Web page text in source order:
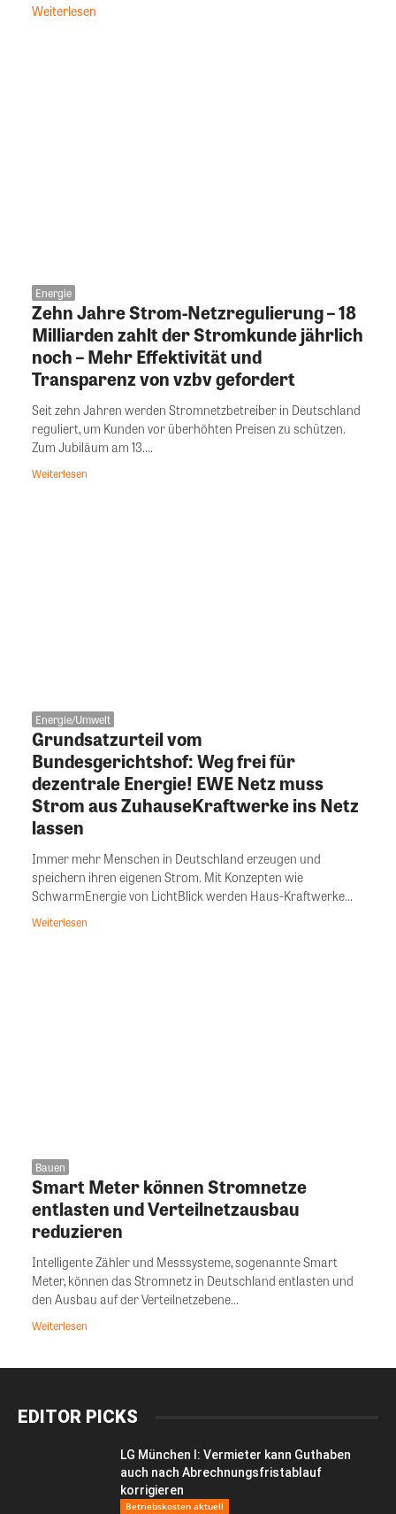
Weiterlesen
Energie
Zehn Jahre Strom-Netzregulierung – 18
Milliarden zahlt der Stromkunde jährlich
noch – Mehr Effektivität und
Transparenz von vzbv gefordert
Seit zehn Jahren werden Stromnetzbetreiber in Deutschland
reguliert, um Kunden vor überhöhten Preisen zu schützen.
Zum Jubiläum am 13....
Weiterlesen
Energie/Umwelt
Grundsatzurteil vom
Bundesgerichtshof: Weg frei für
dezentrale Energie! EWE Netz muss
Strom aus ZuhauseKraftwerke ins Netz
lassen
Immer mehr Menschen in Deutschland erzeugen und
speichern ihren eigenen Strom. Mit Konzepten wie
SchwarmEnergie von LichtBlick werden Haus-Kraftwerke...
Weiterlesen
Bauen
Smart Meter können Stromnetze
entlasten und Verteilnetzausbau
reduzieren
Intelligente Zähler und Messsysteme, sogenannte Smart
Meter, können das Stromnetz in Deutschland entlasten und
den Ausbau auf der Verteilnetzebene...
Weiterlesen
EDITOR PICKS
LG München I: Vermieter kann Guthaben
auch nach Abrechnungsfristablauf
korrigieren
Betriebskosten aktuell